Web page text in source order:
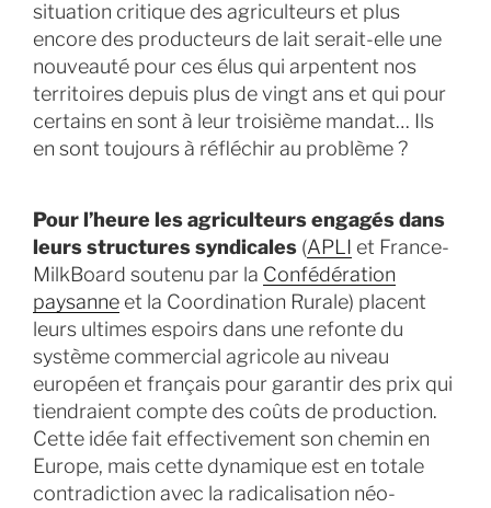
situation critique des agriculteurs et plus
encore des producteurs de lait serait-elle une
nouveauté pour ces élus qui arpentent nos
territoires depuis plus de vingt ans et qui pour
certains en sont à leur troisième mandat… Ils
en sont toujours à réfléchir au problème ?
Pour l’heure les agriculteurs engagés dans
leurs structures syndicales (APLI et France-
MilkBoard soutenu par la Confédération
paysanne et la Coordination Rurale) placent
leurs ultimes espoirs dans une refonte du
système commercial agricole au niveau
européen et français pour garantir des prix qui
tiendraient compte des coûts de production.
Cette idée fait effectivement son chemin en
Europe, mais cette dynamique est en totale
contradiction avec la radicalisation néo-